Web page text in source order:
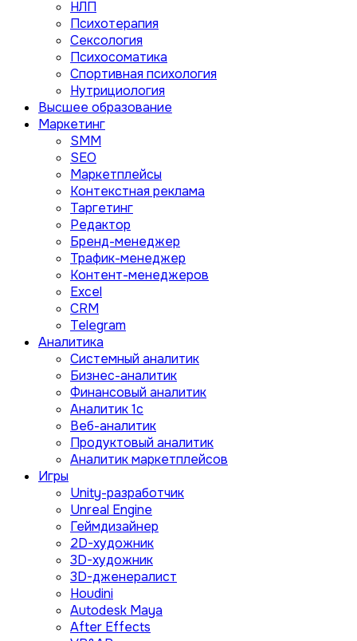
НЛП
Психотерапия
Сексология
Психосоматика
Спортивная психология
Нутрициология
Высшее образование
Маркетинг
SMM
SEO
Маркетплейсы
Контекстная реклама
Таргетинг
Редактор
Бренд-менеджер
Трафик-менеджер
Контент-менеджеров
Excel
CRM
Telegram
Аналитика
Системный аналитик
Бизнес-аналитик
Финансовый аналитик
Aналитик 1с
Веб-аналитик
Продуктовый аналитик
Аналитик маркетплейсов
Игры
Unity-разработчик
Unreal Engine
Геймдизайнер
2D-художник
3D-художник
3D-дженералист
Houdini
Autodesk Maya
After Effects